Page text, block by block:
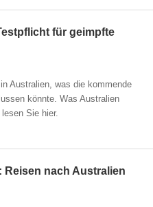
für geimpfte
Australien, was die kommende
könnte. Was Australien
Sie hier.
nach Australien